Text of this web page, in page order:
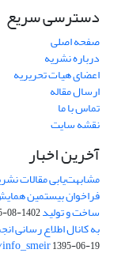
دسترسی سریع
صفحه اصلی
درباره نشریه
اعضای هیات تحریریه
ارسال مقاله
تماس با ما
نقشه سایت
آخرین اخبار
مشابهت‌یابی مقالات
فراخوان بیستمین
ساخت و تولید1402-08-15
به کانال اطلاع رسانی
1395-06-19